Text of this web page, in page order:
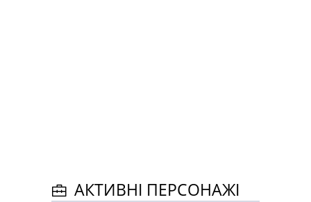
АКТИВНІ ПЕРСОНАЖІ